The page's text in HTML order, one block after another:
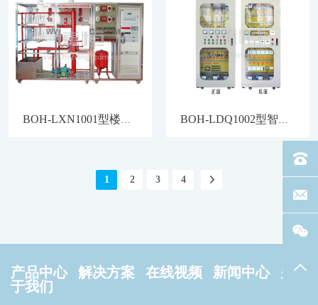
BOH-LXN1001型楼宇消防自动化系统综合实训装置 BOH-LDQ1002型智能建筑电气控制线路实训装置
1 2 3 4
产品中心 解决方案 在线视频 新闻中心
关
于我们
电话
联系
返回